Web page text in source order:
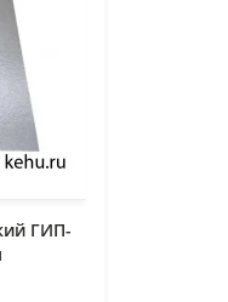
ГИП-